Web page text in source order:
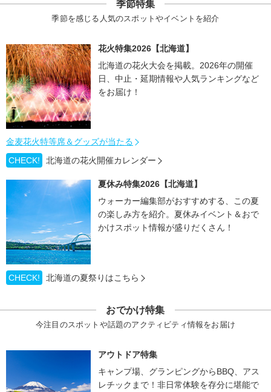
季節特集
季節を感じる人気のスポットやイベントを紹介
花火特集2026【北海道】
北海道の花火大会を掲載。2026年の開催
日、中止・延期情報や人気ランキングなど
をお届け！
金麦花火特等席＆グッズが当たる
CHECK!
北海道の花火開催カレンダー
夏休み特集2026【北海道】
ウォーカー編集部がおすすめする、この夏
の楽しみ方を紹介。夏休みイベント＆おで
かけスポット情報が盛りだくさん！
CHECK! 北海道の夏祭りはこちら
おでかけ特集
今注目のスポットや話題のアクティビティ情報をお届け
アウトドア特集
キャンプ場、グランピングからBBQ、アス
レチックまで！非日常体験を存分に堪能で